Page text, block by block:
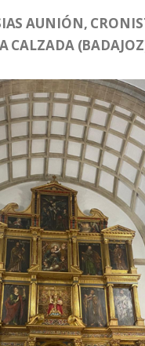
AUNIÓN,
CALZADA